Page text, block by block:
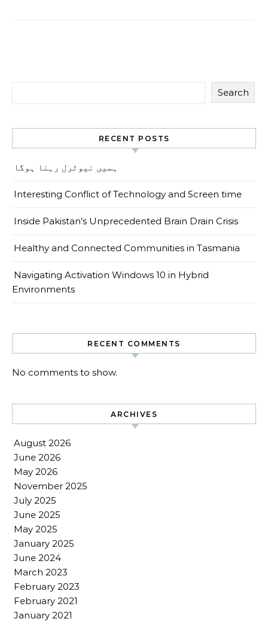
Search
RECENT POSTS
ہمیں نیوٹرل رہنا ہوگا
Interesting Conflict of Technology and Screen time
Inside Pakistan’s Unprecedented Brain Drain Crisis
Healthy and Connected Communities in Tasmania
Navigating Activation Windows 10 in Hybrid
Environments
RECENT COMMENTS
No comments to show.
ARCHIVES
August 2026
June 2026
May 2026
November 2025
July 2025
June 2025
May 2025
January 2025
June 2024
March 2023
February 2023
February 2021
January 2021